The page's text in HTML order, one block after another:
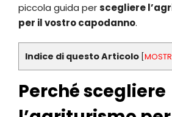
piccola guida perscegliere
per il vostro capodanno.
Indice di questo Articolo
Perché scegliere